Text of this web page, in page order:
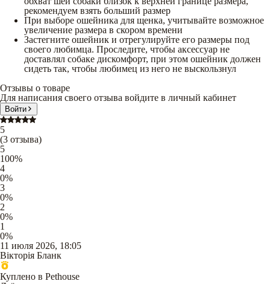
рекомендуем взять больший размер
При выборе ошейника для щенка, учитывайте возможное
увеличение размера в скором времени
Застегните ошейник и отрегулируйте его размеры под
своего любимца. Проследите, чтобы аксессуар не
доставлял собаке дискомфорт, при этом ошейник должен
сидеть так, чтобы любимец из него не выскользнул
Отзывы о товаре
Для написания своего отзыва войдите в личный кабинет
Войти
5
(3 отзыва)
5
100%
4
0%
3
0%
2
0%
1
0%
11 июля 2026, 18:05
Вікторія Бланк
Куплено в Pethouse